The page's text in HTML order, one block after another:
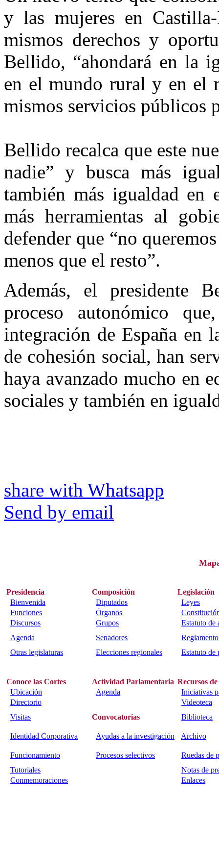
y las mujeres en
mismos derechos y
Bellido, “ahondará en la
en el mundo rural y en el
mismos servicios públicos
Bellido recalca que este
nadie” y busca más
también más igualdad en
más herramientas al
defender que “no
menos que el resto”.
Además, el presidente
proceso autonómico
integración de España en
de cohesión social, han
haya avanzado mucho en
sociales y también en
share with Whatsapp
Send by email
Presidencia Composición
Legislación
Bienvenida
Diputados
Leyes
Funciones
Órganos
Discursos
Grupos
Estatuto de
Agenda
Senadores
Reglamento
Otras legislaturas
Elecciones regionales Estatuto de
Conoce las Cortes Actividad Parlamentaria Recursos
Ubicación
Agenda
Iniciativas
Directorio
Videoteca
Visitas
Convocatorias Biblioteca
Identidad Corporativa Ayudas a la investigación Archivo
Funcionamiento Procesos selectivos
Ruedas de
Tutoriales
Notas de
Conmemoraciones
Enlaces